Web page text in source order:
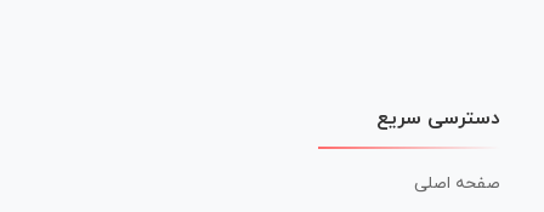
دسترسی سریع
صفحه اصلی